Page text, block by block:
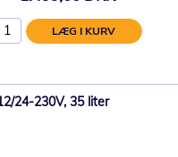
LÆG I KURV
24-230V, 35 liter